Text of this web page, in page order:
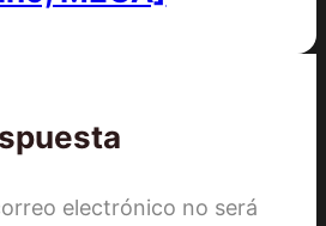
electrónico no será